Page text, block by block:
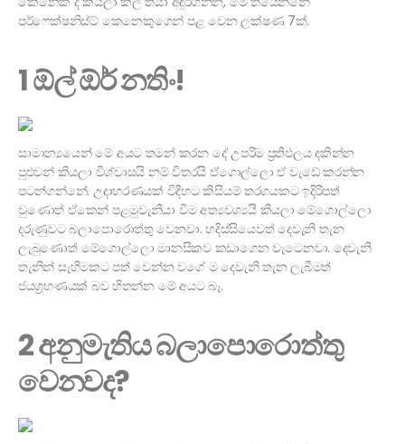
පර්ෆෙක්ෂනිස්ට් කෙනෙකුගෙන් පළ වෙන ලක්ෂණ 7ක්.
1 ඕල් ඕර් නතිං!
සාමාන්‍යයෙන් මේ අයට තමන් කරන දේ උපරිම ප්‍රතිඵලය දකින්න
පුළුවන් කියලා විශ්වාසයි නම් විතරයි ඒගොල්ලො ඒ වැඩේ කරන්න
පටන්ගන්නේ. උදාහරණයක් විදිහට කිසියම් තරගයකට ඉදිරිපත්
වුණොත් ඒකෙන් පළමුවැනියා වීම අත්‍යවශ්‍යයි කියලා මේගොල්ලො
දරුණුවට බලාපොරොත්තු වෙනවා. හදිස්සියෙවත් දෙවැනි තැන
ලැබුණොත් මේගොල්ලො මානසිකව කඩාගෙන වැටෙනවා. දෙවැනි
තැනින් සෑහීමකට පත් වෙන්න වගේ ම දෙවැනි තැන ලැබීමත්
ජයග්‍රහණයක් බව හිතන්න මේ අයට බෑ.
2 අනුමැතිය බලාපොරොත්තු
වෙනවද?